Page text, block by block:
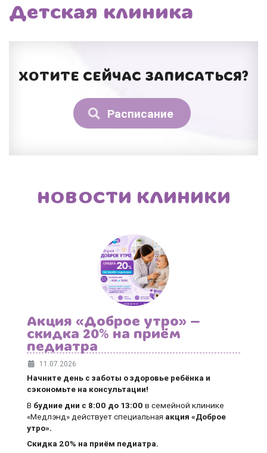
Детская клиника
ХОТИТЕ СЕЙЧАС ЗАПИСАТЬСЯ?
Расписание
НОВОСТИ КЛИНИКИ
Акция «Доброе утро» —
скидка 20% на приём
педиатра
11.07.2026
Начните день с заботы о здоровье ребёнка и
сэкономьте на консультации!
В будние дни с 8:00 до 13:00 в семейной клинике
«Медлэнд» действует специальная акция «Доброе
утро».
Скидка 20% на приём педиатра.